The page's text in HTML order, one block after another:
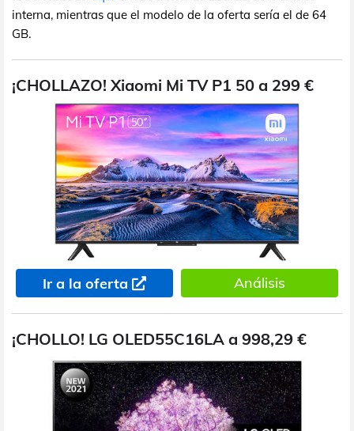
interna, mientras que el modelo de la oferta sería el de 64
GB.
¡CHOLLAZO! Xiaomi Mi TV P1 50 a 299 €
Ir a la oferta Análisis
¡CHOLLO! LG OLED55C16LA a 998,29 €